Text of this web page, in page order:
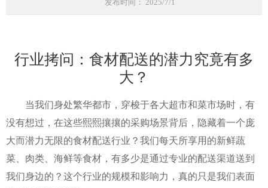
发布时间： 2025/7/1
行业拷问：食材配送的潜力究竟有多
大？
当我们身处繁华都市，穿梭于各大超市和菜市场时，有
没有想过，在这些熙熙攘攘的采购场景背后，隐藏着一个庞
大而潜力无限的食材配送行业？我们每天所享用的新鲜蔬
菜、肉类、海鲜等食材，有多少是通过专业的配送渠道送到
我们身边的？这个行业的规模和影响力，真的只是我们表面